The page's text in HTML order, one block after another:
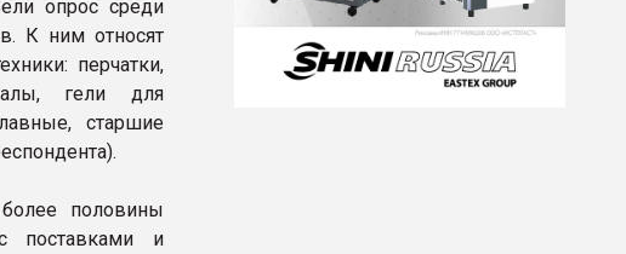
опрос среди
К ним относят
перчатки,
гели для
старшие
половины
поставками и